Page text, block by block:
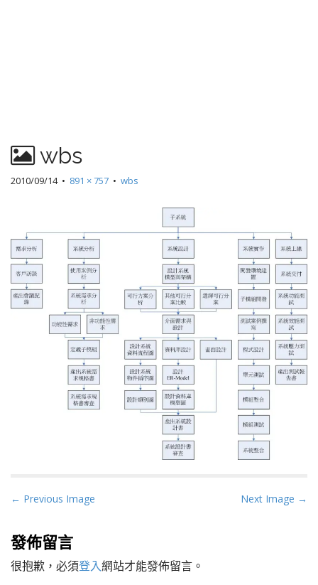
wbs
2010/09/14• 891 × 757 • wbs
P
s
t
n
← Previous Image Next Image →
發佈留言
很抱歉，必須登入網站才能發佈留言。